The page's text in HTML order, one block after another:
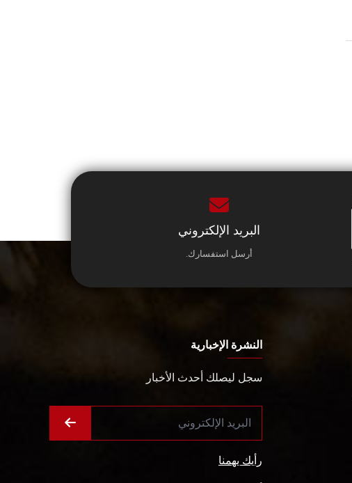
البريد الإلكتروني
أرسل استفسارك.
النشرة الإخبارية
سجل ليصلك أحدث الأخبار
رأيك يهمنا